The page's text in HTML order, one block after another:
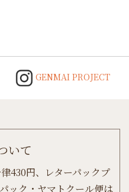
GENMAI PROJECT
いて
430円、レターパックプ
ック・ヤマトクール便は